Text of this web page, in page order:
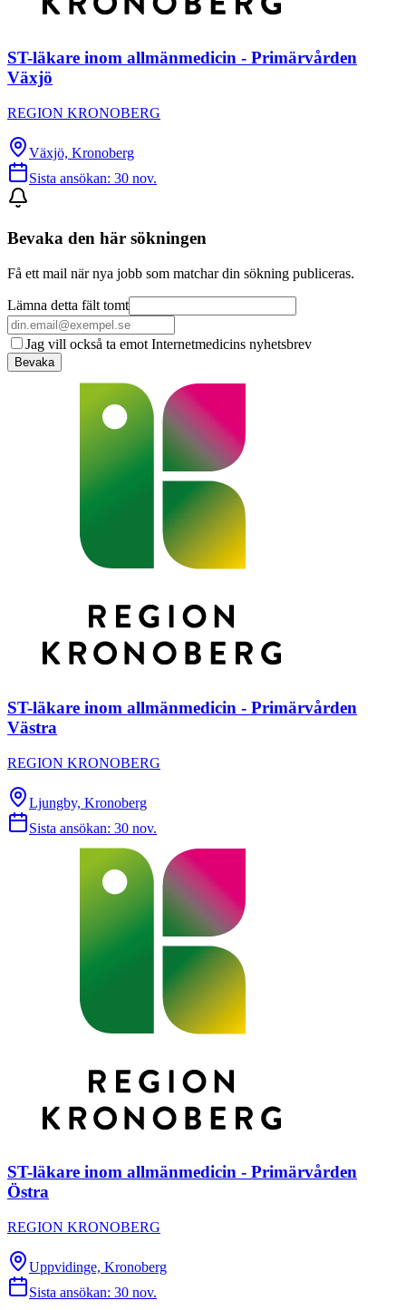
ST-läkare inom allmänmedicin - Primärvården
Växjö
REGION KRONOBERG
Växjö, Kronoberg
Sista ansökan: 30 nov.
Bevaka den här sökningen
Få ett mail när nya jobb som matchar din sökning publiceras.
Lämna detta fält tomt
Jag vill också ta emot Internetmedicins nyhetsbrev
Bevaka
ST-läkare inom allmänmedicin - Primärvården
Västra
REGION KRONOBERG
Ljungby, Kronoberg
Sista ansökan: 30 nov.
ST-läkare inom allmänmedicin - Primärvården
Östra
REGION KRONOBERG
Uppvidinge, Kronoberg
Sista ansökan: 30 nov.